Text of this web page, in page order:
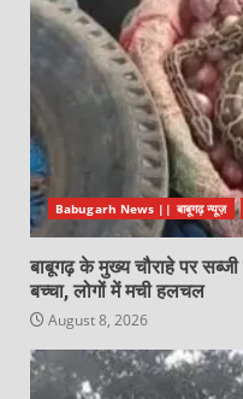
Babugarh News || बाबूगढ़ न्यूज़
बाबूगढ़ के मुख्य चौराहे पर
बच्चा, लोगों में मची हलचल
August 8, 2026